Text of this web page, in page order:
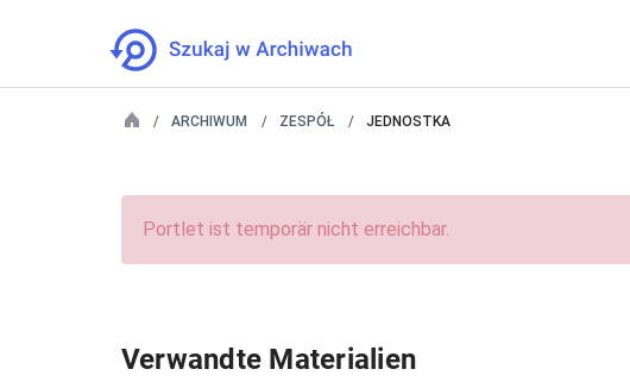
ARCHIWUM ZESPÓŁ JEDNOSTKA
Portlet ist temporär nicht erreichbar.
Verwandte Materialien